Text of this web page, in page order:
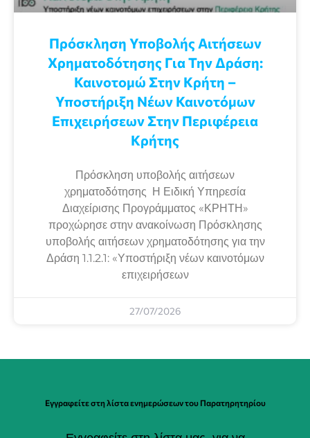
Πρόσκληση Υποβολής Αιτήσεων
Χρηματοδότησης Για Την Δράση:
Καινοτομώ Στην Κρήτη –
Υποστήριξη Νέων Καινοτόμων
Επιχειρήσεων Στην Περιφέρεια
Κρήτης
Πρόσκληση υποβολής αιτήσεων
χρηματοδότησης Η Ειδική Υπηρεσία
Διαχείρισης Προγράμματος «ΚΡΗΤΗ»
προχώρησε στην ανακοίνωση Πρόσκλησης
υποβολής αιτήσεων χρηματοδότησης για την
Δράση 1.1.2.1: «Υποστήριξη νέων καινοτόμων
επιχειρήσεων
27/07/2026
Εγγραφείτε στη λίστα ενημερώσεων του Παρατηρητηρίου